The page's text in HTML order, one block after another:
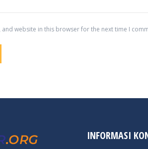
and website in this browser for the next time I
INFORMASI